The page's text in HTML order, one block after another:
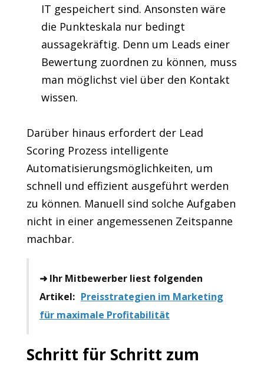
IT gespeichert sind. Ansonsten wäre
die Punkteskala nur bedingt
aussagekräftig. Denn um Leads einer
Bewertung zuordnen zu können, muss
man möglichst viel über den Kontakt
wissen.
Darüber hinaus erfordert der Lead
Scoring Prozess intelligente
Automatisierungsmöglichkeiten, um
schnell und effizient ausgeführt werden
zu können. Manuell sind solche Aufgaben
nicht in einer angemessenen Zeitspanne
machbar.
➜ Ihr Mitbewerber liest folgenden
Artikel: Preisstrategien im Marketing
für maximale Profitabilität
Schritt für Schritt zum